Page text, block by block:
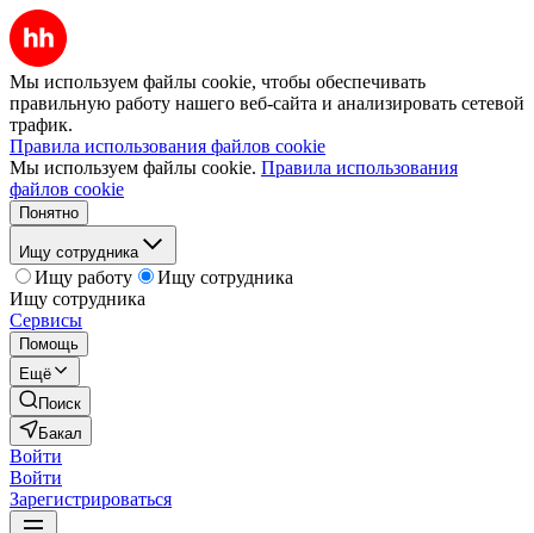
Мы используем файлы cookie, чтобы обеспечивать
правильную работу нашего веб-сайта и анализировать сетевой
трафик.
Правила использования файлов cookie
Мы используем файлы cookie. Правила использования
файлов cookie
Понятно
Ищу сотрудника
Ищу работу
Ищу сотрудника
Ищу сотрудника
Сервисы
Помощь
Ещё
Поиск
Бакал
Войти
Войти
Зарегистрироваться